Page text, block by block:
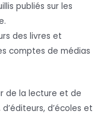
publiés sur les
des livres et
comptes de médias
de la lecture et de
d’écoles et